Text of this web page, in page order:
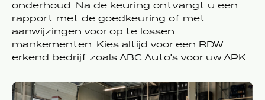
onderhoud. Na de keuring ontvangt u een
rapport met de goedkeuring of met
aanwijzingen voor op te lossen
mankementen. Kies altijd voor een RDW-
erkend bedrijf zoals ABC Auto's voor uw APK.